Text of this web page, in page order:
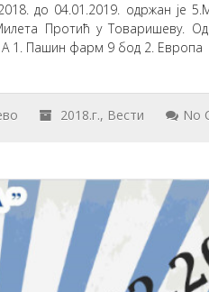
до 04.01.2019. одржан је
Протић у Товаришеву.
А 1. Пашин фарм 9 бод 2. Европа
2018.г., Вести No